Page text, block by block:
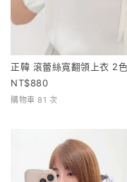
正韓 滾蕾絲寬翻領上衣 2色
880
購物車 81 次